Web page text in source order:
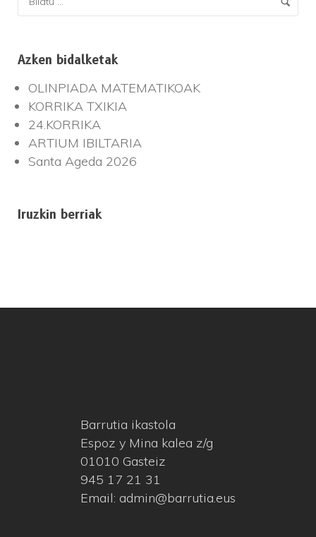
Azken bidalketak
OLINPIADA MATEMATIKOAK
KORRIKA TXIKIA
24.KORRIKA
ARTIUM IBILTARIA
Santa Ageda 2026
Iruzkin berriak
Barrutia ikastola
Espoz y Mina kalea z/g
01010 Gasteiz
945 17 21 31
Email: admin@barrutia.eus